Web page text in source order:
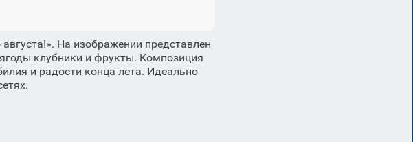
На изображении представлен
клубники и фрукты. Композиция
и радости конца лета. Идеально